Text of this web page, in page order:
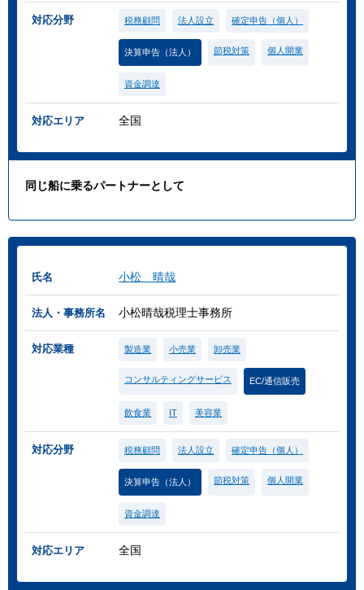
対応分野 税務顧問 法人設立 確定申告（個人）
決算申告（法人） 節税対策 個人開業
資金調達
対応エリア 全国
同じ船に乗るパートナーとして
氏名 小松 晴哉
法人・事務所名 小松晴哉税理士事務所
対応業種 製造業 小売業 卸売業
コンサルティングサービス EC/通信販売
飲食業 IT 美容業
対応分野 税務顧問 法人設立 確定申告（個人）
決算申告（法人） 節税対策 個人開業
資金調達
対応エリア 全国